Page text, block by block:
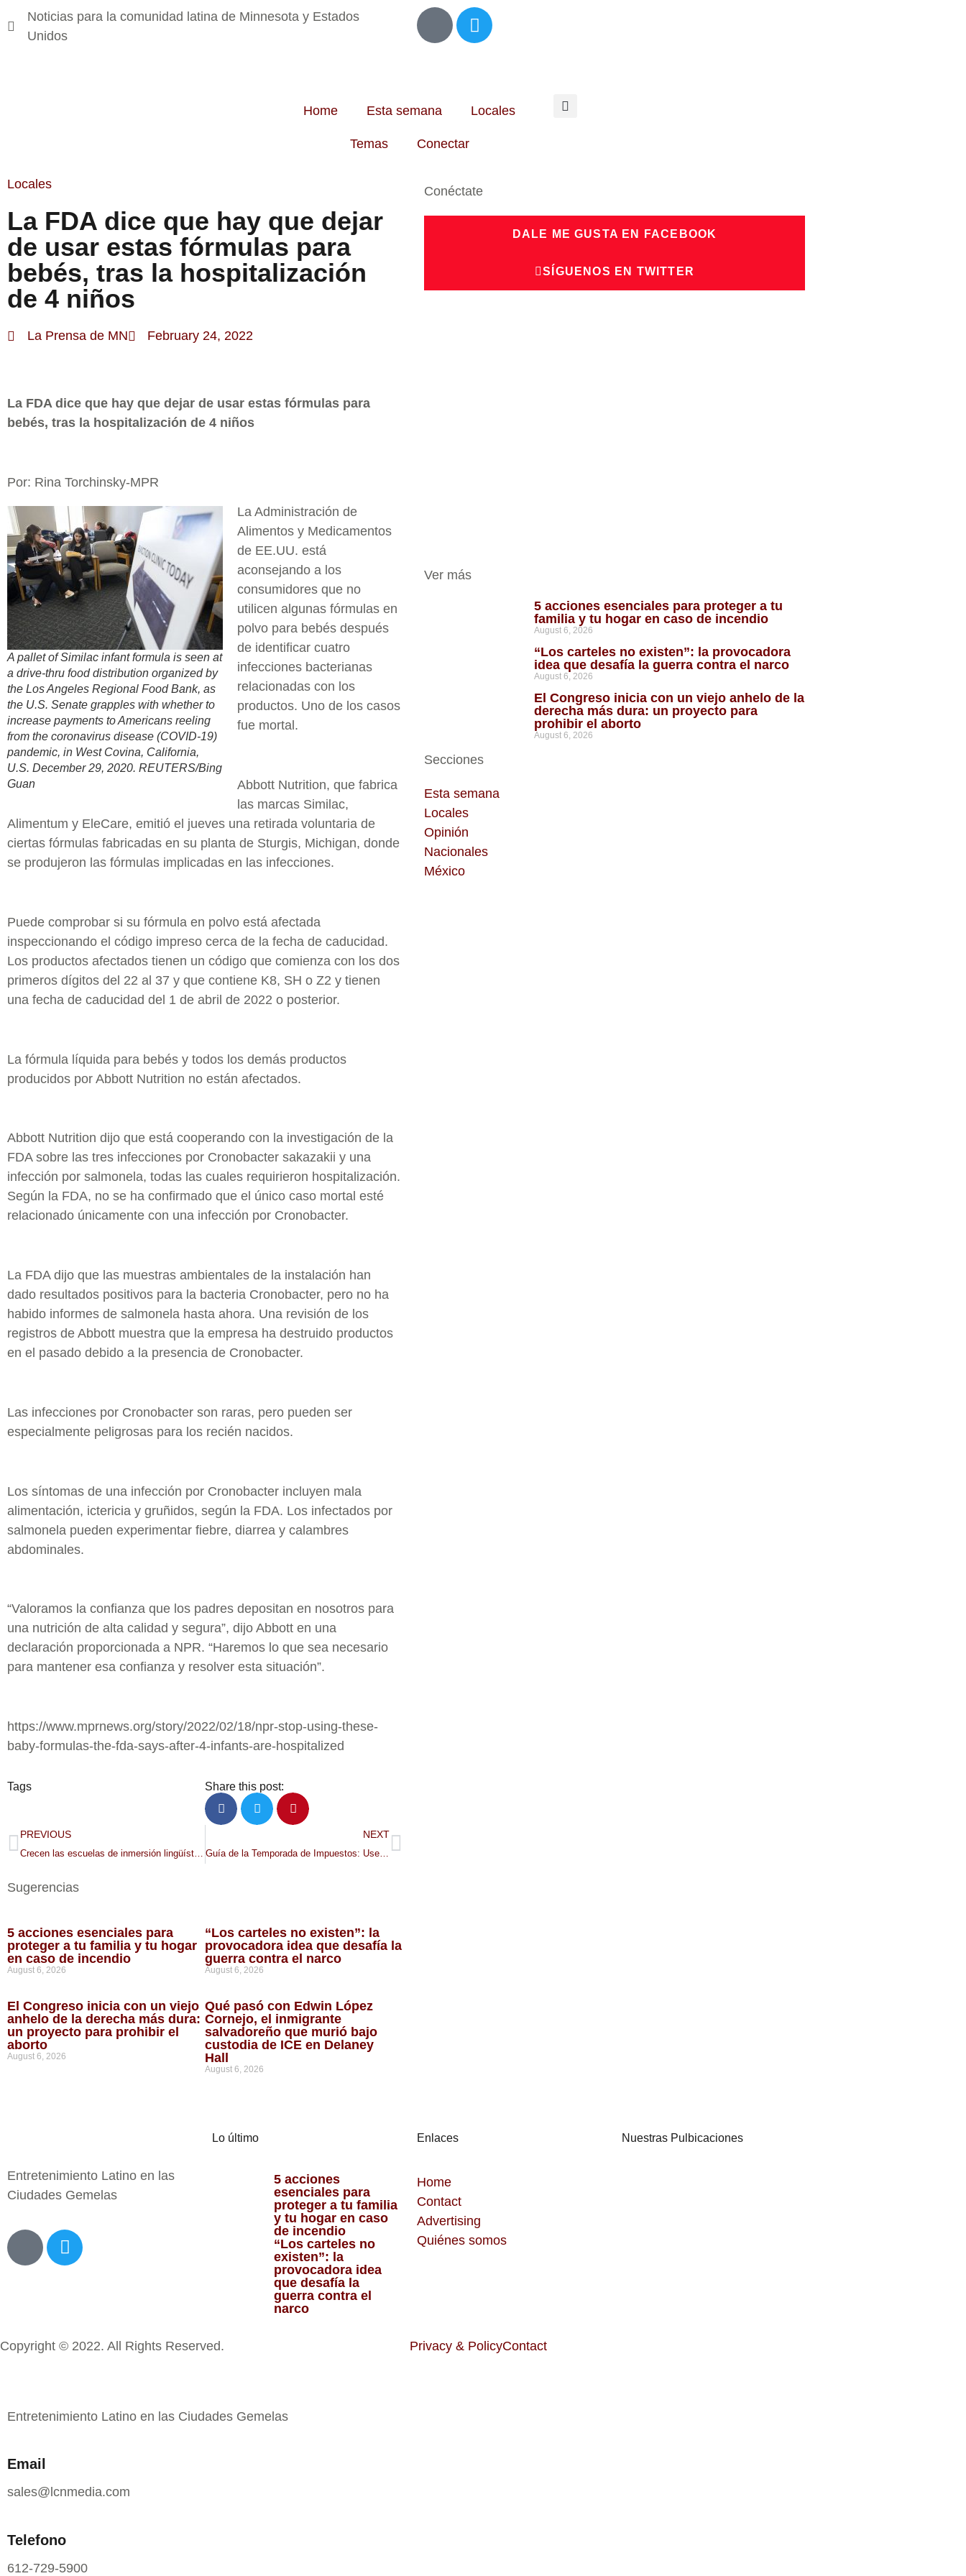
Noticias para la comunidad latina de Minnesota y Estados
Unidos
Home Esta semana Locales
Temas Conectar
Locales
La FDA dice que hay que dejar
de usar estas fórmulas para
bebés, tras la hospitalización
de 4 niños
La Prensa de MN February 24, 2022
La FDA dice que hay que dejar de usar estas fórmulas para
bebés, tras la hospitalización de 4 niños
Por: Rina Torchinsky-MPR
A pallet of Similac infant formula is seen at
a drive-thru food distribution organized by
the Los Angeles Regional Food Bank, as
the U.S. Senate grapples with whether to
increase payments to Americans reeling
from the coronavirus disease (COVID-19)
pandemic, in West Covina, California,
U.S. December 29, 2020. REUTERS/Bing
Guan
La Administración de
Alimentos y Medicamentos
de EE.UU. está
aconsejando a los
consumidores que no
utilicen algunas fórmulas en
polvo para bebés después
de identificar cuatro
infecciones bacterianas
relacionadas con los
productos. Uno de los casos
fue mortal.
Abbott Nutrition, que fabrica
las marcas Similac,
Alimentum y EleCare, emitió el jueves una retirada voluntaria de
ciertas fórmulas fabricadas en su planta de Sturgis, Michigan, donde
se produjeron las fórmulas implicadas en las infecciones.
Puede comprobar si su fórmula en polvo está afectada
inspeccionando el código impreso cerca de la fecha de caducidad.
Los productos afectados tienen un código que comienza con los dos
primeros dígitos del 22 al 37 y que contiene K8, SH o Z2 y tienen
una fecha de caducidad del 1 de abril de 2022 o posterior.
La fórmula líquida para bebés y todos los demás productos
producidos por Abbott Nutrition no están afectados.
Abbott Nutrition dijo que está cooperando con la investigación de la
FDA sobre las tres infecciones por Cronobacter sakazakii y una
infección por salmonela, todas las cuales requirieron hospitalización.
Según la FDA, no se ha confirmado que el único caso mortal esté
relacionado únicamente con una infección por Cronobacter.
La FDA dijo que las muestras ambientales de la instalación han
dado resultados positivos para la bacteria Cronobacter, pero no ha
habido informes de salmonela hasta ahora. Una revisión de los
registros de Abbott muestra que la empresa ha destruido productos
en el pasado debido a la presencia de Cronobacter.
Las infecciones por Cronobacter son raras, pero pueden ser
especialmente peligrosas para los recién nacidos.
Los síntomas de una infección por Cronobacter incluyen mala
alimentación, ictericia y gruñidos, según la FDA. Los infectados por
salmonela pueden experimentar fiebre, diarrea y calambres
abdominales.
“Valoramos la confianza que los padres depositan en nosotros para
una nutrición de alta calidad y segura”, dijo Abbott en una
declaración proporcionada a NPR. “Haremos lo que sea necesario
para mantener esa confianza y resolver esta situación”.
https://www.mprnews.org/story/2022/02/18/npr-stop-using-these-
baby-formulas-the-fda-says-after-4-infants-are-hospitalized
Tags Share this post:
PREVIOUS NEXT
Guía de la Temporada de Impuestos: Use la herramienta ¿Dónde está mi reembolso? o la aplicación IRS2Go para verificar estado de su reembolso de impuestos
Sugerencias
5 acciones esenciales para
proteger a tu familia y tu hogar
en caso de incendio
August 6, 2026
“Los carteles no existen”: la
provocadora idea que desafía la
guerra contra el narco
August 6, 2026
El Congreso inicia con un viejo
anhelo de la derecha más dura:
un proyecto para prohibir el
aborto
August 6, 2026
Qué pasó con Edwin López
Cornejo, el inmigrante
salvadoreño que murió bajo
custodia de ICE en Delaney
Hall
August 6, 2026
Conéctate
DALE ME GUSTA EN FACEBOOK
SÍGUENOS EN TWITTER
Ver más
5 acciones esenciales para proteger a tu
familia y tu hogar en caso de incendio
August 6, 2026
“Los carteles no existen”: la provocadora
idea que desafía la guerra contra el narco
August 6, 2026
El Congreso inicia con un viejo anhelo de la
derecha más dura: un proyecto para
prohibir el aborto
August 6, 2026
Secciones
Esta semana
Locales
Opinión
Nacionales
México
Entretenimiento Latino en las
Ciudades Gemelas
Lo último
5 acciones
esenciales para
proteger a tu familia
y tu hogar en caso
de incendio
“Los carteles no
existen”: la
provocadora idea
que desafía la
guerra contra el
narco
Enlaces
Home
Contact
Advertising
Quiénes somos
Nuestras Pulbicaciones
Copyright © 2022. All Rights Reserved. Privacy & PolicyContact
Entretenimiento Latino en las Ciudades Gemelas
Email
sales@lcnmedia.com
Telefono
612-729-5900